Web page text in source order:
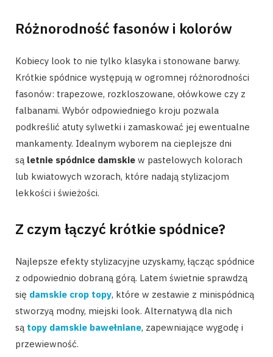
Różnorodność fasonów i kolorów
Kobiecy look to nie tylko klasyka i stonowane barwy.
Krótkie spódnice występują w ogromnej różnorodności
fasonów: trapezowe, rozkloszowane, ołówkowe czy z
falbanami. Wybór odpowiedniego kroju pozwala
podkreślić atuty sylwetki i zamaskować jej ewentualne
mankamenty. Idealnym wyborem na cieplejsze dni
są letnie spódnice damskie w pastelowych kolorach
lub kwiatowych wzorach, które nadają stylizacjom
lekkości i świeżości.
Z czym łączyć krótkie spódnice?
Najlepsze efekty stylizacyjne uzyskamy, łącząc spódnice
z odpowiednio dobraną górą. Latem świetnie sprawdzą
się damskie crop topy, które w zestawie z minispódnicą
stworzyą modny, miejski look. Alternatywą dla nich
są topy damskie bawełniane, zapewniające wygodę i
przewiewność.